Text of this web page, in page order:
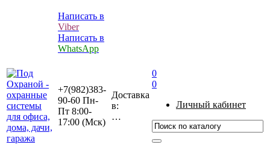
Написать в
Viber
Написать в
WhatsApp
+7(982)383-
90-60 Пн-
Пт 8:00-
17:00 (Мcк)
Доставка
в:
…
0
0
Личный кабинет